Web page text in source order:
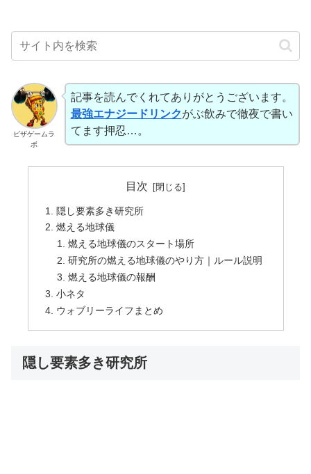
ピザゲームラ
ボ
記事を読んでくれてありがとうございます。
最強エナジードリンクがぶ飲みで徹夜で書い
てます押忍…。
目次
隠し要素多き研究所
燃える地球儀
燃える地球儀のスタート場所
研究所の燃える地球儀のやり方｜ルール説明
燃える地球儀の報酬
小ネタ
ウォブリーライフまとめ
隠し要素多き研究所